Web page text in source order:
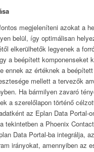
megjeleníteni azokat a
belül, így optimálisan
elkerülhetők legyenek a
a beépített komponenseket
ennek az értéknek a
mellett a tervezők
Ha bármilyen zavaró
a szerelőlapon történő
az Eplan Data
tekintetben a Phoenix
Data Portal-ba integrálja,
irányokat, amennyiben az